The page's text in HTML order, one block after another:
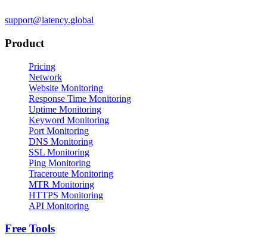
support@latency.global
Product
Pricing
Network
Website Monitoring
Response Time Monitoring
Uptime Monitoring
Keyword Monitoring
Port Monitoring
DNS Monitoring
SSL Monitoring
Ping Monitoring
Traceroute Monitoring
MTR Monitoring
HTTPS Monitoring
API Monitoring
Free Tools